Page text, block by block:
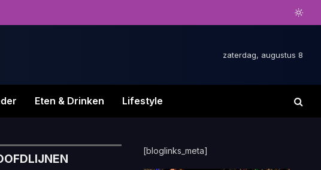
zaterdag, augustus 8
Eten & Drinken Lifestyle
[bloglinks_meta]